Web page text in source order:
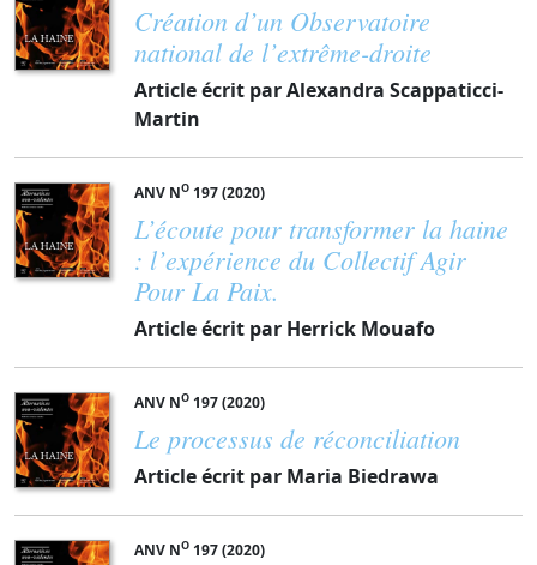
Création d’un Observatoire
national de l’extrême-droite
Article écrit par Alexandra Scappaticci-
Martin
ANV NO 197 (2020)
L’écoute pour transformer la haine
: l’expérience du Collectif Agir
Pour La Paix.
Article écrit par Herrick Mouafo
ANV NO 197 (2020)
Le processus de réconciliation
Article écrit par Maria Biedrawa
ANV NO 197 (2020)